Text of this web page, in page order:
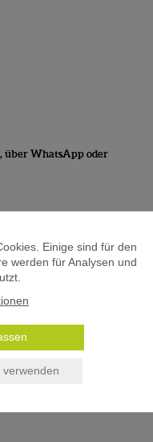
über WhatsApp oder
Einige sind für den
werden für Analysen und